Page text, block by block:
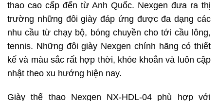
thao cao cấp đến từ Anh Quốc. Nexgen đưa ra thị
trường những đôi giày đáp ứng được đa dạng các
nhu cầu từ chạy bộ, bóng chuyền cho tới cầu lông,
tennis. Những đôi giày Nexgen chính hãng có thiết
kế và màu sắc rất hợp thời, khỏe khoắn và luôn cập
nhật theo xu hướng hiện nay.
Giày thể thao Nexgen NX-HDL-04 phù hợp với